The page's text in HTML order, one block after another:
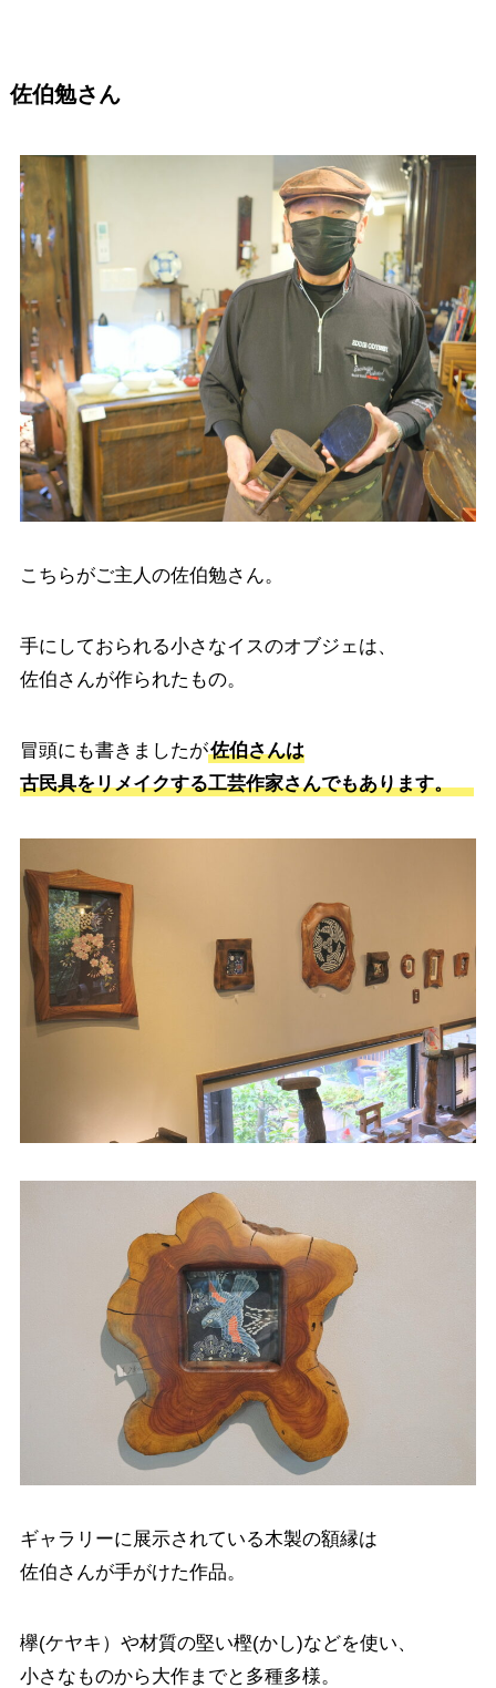
佐伯勉さん
こちらがご主人の佐伯勉さん。
手にしておられる小さなイスのオブジェは、
佐伯さんが作られたもの。
冒頭にも書きましたが佐伯さんは
古民具をリメイクする工芸作家さんでもあります。
ギャラリーに展示されている木製の額縁は
佐伯さんが手がけた作品。
欅(ケヤキ）や材質の堅い樫(かし)などを使い、
小さなものから大作までと多種多様。